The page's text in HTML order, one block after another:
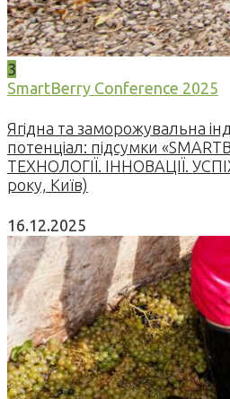
3
SmartBerry Conference 2025
Ягідна та заморожувальна
потенціал: підсумки
ТЕХНОЛОГІЇ. ІННОВАЦІЇ.
року, Київ)
16.12.2025